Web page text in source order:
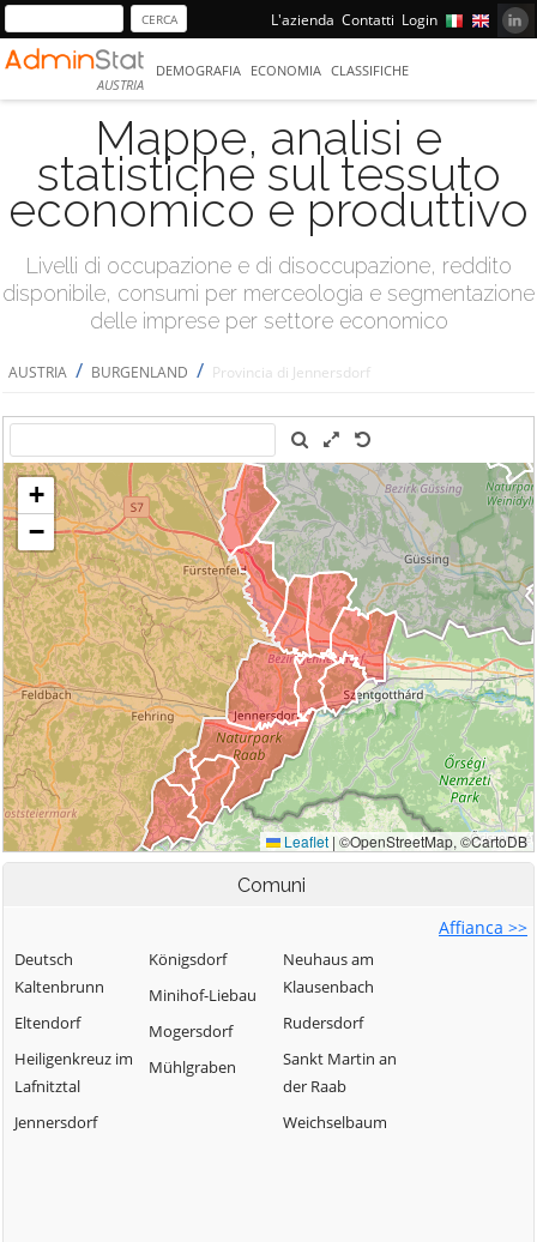
L'azienda Contatti Login
AUSTRIA
DEMOGRAFIA ECONOMIA CLASSIFICHE
Mappe, analisi e
statistiche sul tessuto
economico e produttivo
Livelli di occupazione e di disoccupazione, reddito
disponibile, consumi per merceologia e segmentazione
delle imprese per settore economico
AUSTRIA / BURGENLAND / Provincia di Jennersdorf
Comuni
Affianca >>
Deutsch
Kaltenbrunn
Eltendorf
Heiligenkreuz im
Lafnitztal
Jennersdorf
Königsdorf
Minihof-Liebau
Mogersdorf
Mühlgraben
Neuhaus am
Klausenbach
Rudersdorf
Sankt Martin an
der Raab
Weichselbaum